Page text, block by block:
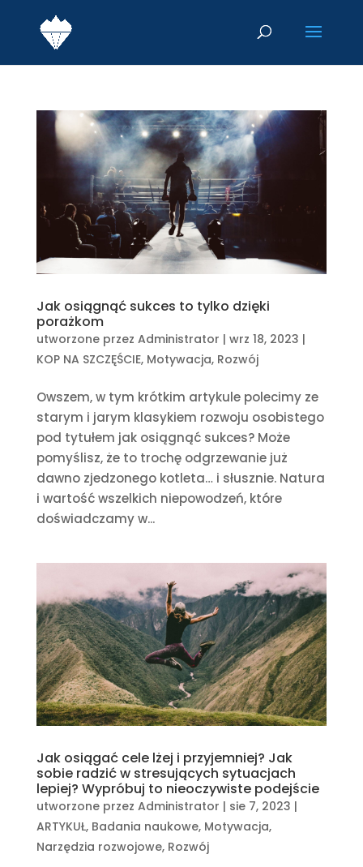
Jak osiągnąć sukces to tylko dzięki
porażkom
utworzone przez Administrator | wrz 18, 2023 |
KOP NA SZCZĘŚCIE, Motywacja, Rozwój
Owszem, w tym krótkim artykule polecimy ze
starym i jarym klasykiem rozwoju osobistego
pod tytułem jak osiągnąć sukces? Może
pomyślisz, że to trochę odgrzewanie już
dawno zjedzonego kotleta… i słusznie. Natura
i wartość wszelkich niepowodzeń, które
doświadczamy w...
Jak osiągać cele lżej i przyjemniej? Jak
sobie radzić w stresujących sytuacjach
lepiej? Wypróbuj to nieoczywiste podejście
utworzone przez Administrator | sie 7, 2023 |
ARTYKUŁ, Badania naukowe, Motywacja,
Narzędzia rozwojowe, Rozwój